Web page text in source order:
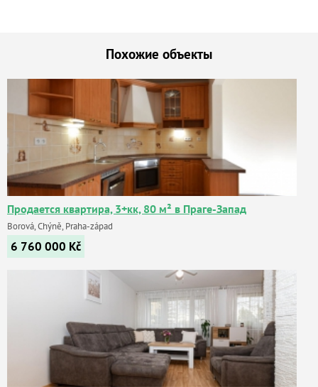
Похожие объекты
Продается квартира, 3+кк, 80 м² в Праге-Запад
Borová, Chýně, Praha-západ
6 760 000 Kč